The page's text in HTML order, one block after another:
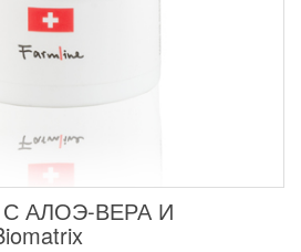
С АЛОЭ-ВЕРА И